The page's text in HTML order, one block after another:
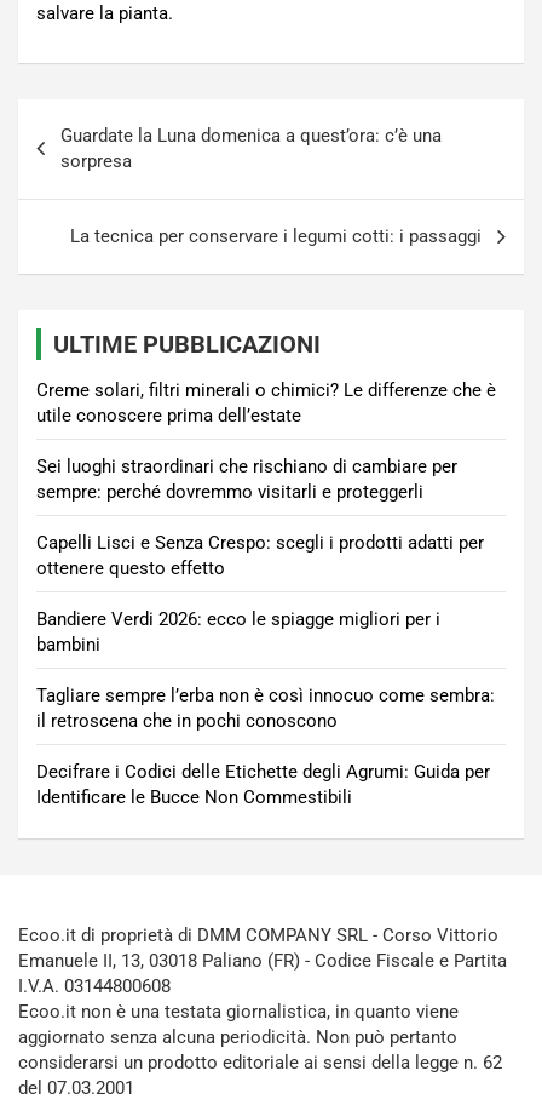
salvare la pianta.
articoli
Guardate la Luna domenica a quest’ora: c’è una
sorpresa
La tecnica per conservare i legumi cotti: i passaggi
ULTIME PUBBLICAZIONI
Creme solari, filtri minerali o chimici? Le differenze che è
utile conoscere prima dell’estate
Sei luoghi straordinari che rischiano di cambiare per
sempre: perché dovremmo visitarli e proteggerli
Capelli Lisci e Senza Crespo: scegli i prodotti adatti per
ottenere questo effetto
Bandiere Verdi 2026: ecco le spiagge migliori per i
bambini
Tagliare sempre l’erba non è così innocuo come sembra:
il retroscena che in pochi conoscono
Decifrare i Codici delle Etichette degli Agrumi: Guida per
Identificare le Bucce Non Commestibili
Ecoo.it di proprietà di DMM COMPANY SRL - Corso Vittorio
Emanuele II, 13, 03018 Paliano (FR) - Codice Fiscale e Partita
I.V.A. 03144800608
Ecoo.it non è una testata giornalistica, in quanto viene
aggiornato senza alcuna periodicità. Non può pertanto
considerarsi un prodotto editoriale ai sensi della legge n. 62
del 07.03.2001